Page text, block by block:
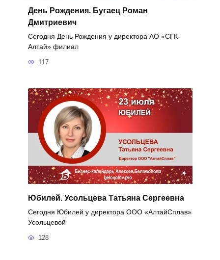
День Рождения. Бугаец Роман
Дмитриевич
Сегодня День Рождения у директора АО «СГК-
Алтай» филиал
117
Юбилей. Усольцева Татьяна Сергеевна
Сегодня Юбилей у директора ООО «АлтайСплав»
Усольцевой
128